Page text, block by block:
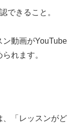
できること。
ン動画がYouTube
れます。
、「レッスンがど